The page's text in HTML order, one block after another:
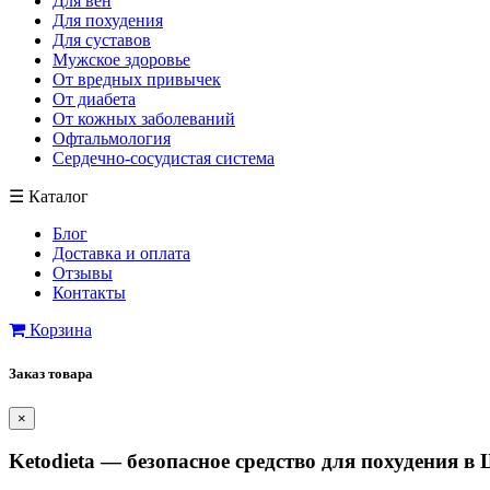
Для похудения
Для суставов
Мужское здоровье
От вредных привычек
От диабета
От кожных заболеваний
Офтальмология
Сердечно-сосудистая система
☰ Каталог
Блог
Доставка и оплата
Отзывы
Контакты
Корзина
Заказ товара
×
Ketodieta — безопасное средство для похудения в